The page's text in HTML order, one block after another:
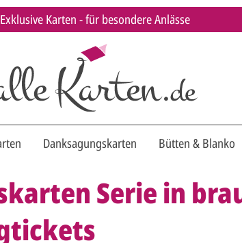
Exklusive Karten - für besondere Anlässe
Danksagungskarten Bütten & Blanko
Serie in